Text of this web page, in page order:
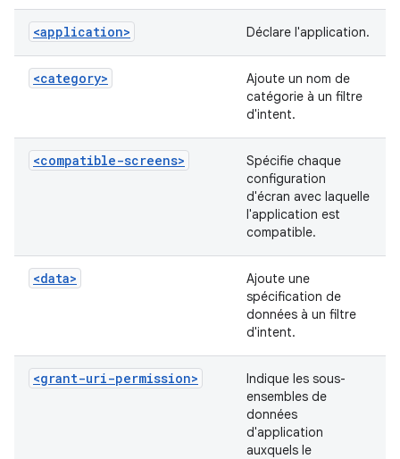
<application> Déclare l'application.
<category>
Ajoute un nom de
catégorie à un filtre
d'intent.
<compatible-screens>
Spécifie chaque
configuration
d'écran avec laquelle
l'application est
compatible.
<data>
Ajoute une
spécification de
données à un filtre
d'intent.
<grant-uri-permission>
Indique les sous-
ensembles de
données
d'application
auxquels le